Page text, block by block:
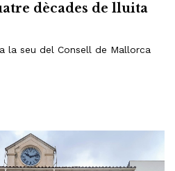
dècades de lluita
la seu del Consell de Mallorca